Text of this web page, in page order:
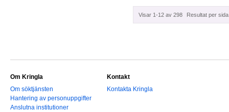
Visar 1-12 av 298 Resultat per
Om Kringla
Om söktjänsten
Hantering av personuppgifter
Anslutna institutioner
Kontakt
Kontakta Kringla